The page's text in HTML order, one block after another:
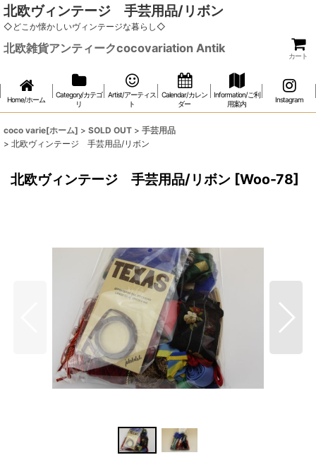
北欧ヴィンテージ 手芸用品/リボン
◇どこか懐かしいヴィンテージな暮らし◇
北欧雑貨アンティークcocovariation Antik
カート
Home/ホーム
Category/カテゴ
リ
Artist/アーティス
ト
Calendar/カレン
ダー
Information/ご利
用案内
Instagram
coco varie[ホーム] > SOLD OUT > 手芸用品
> 北欧ヴィンテージ 手芸用品/リボン
北欧ヴィンテージ 手芸用品/リボン [Woo-78]